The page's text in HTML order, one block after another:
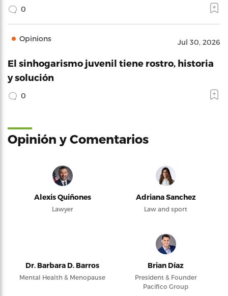
0
Opinions Jul 30, 2026
El sinhogarismo juvenil tiene rostro, historia
y solución
0
Opinión y Comentarios
Alexis Quiñones
Lawyer
Adriana Sanchez
Law and sport
Dr. Barbara D. Barros
Mental Health & Menopause
Brian Díaz
President & Founder
Pacifico Group